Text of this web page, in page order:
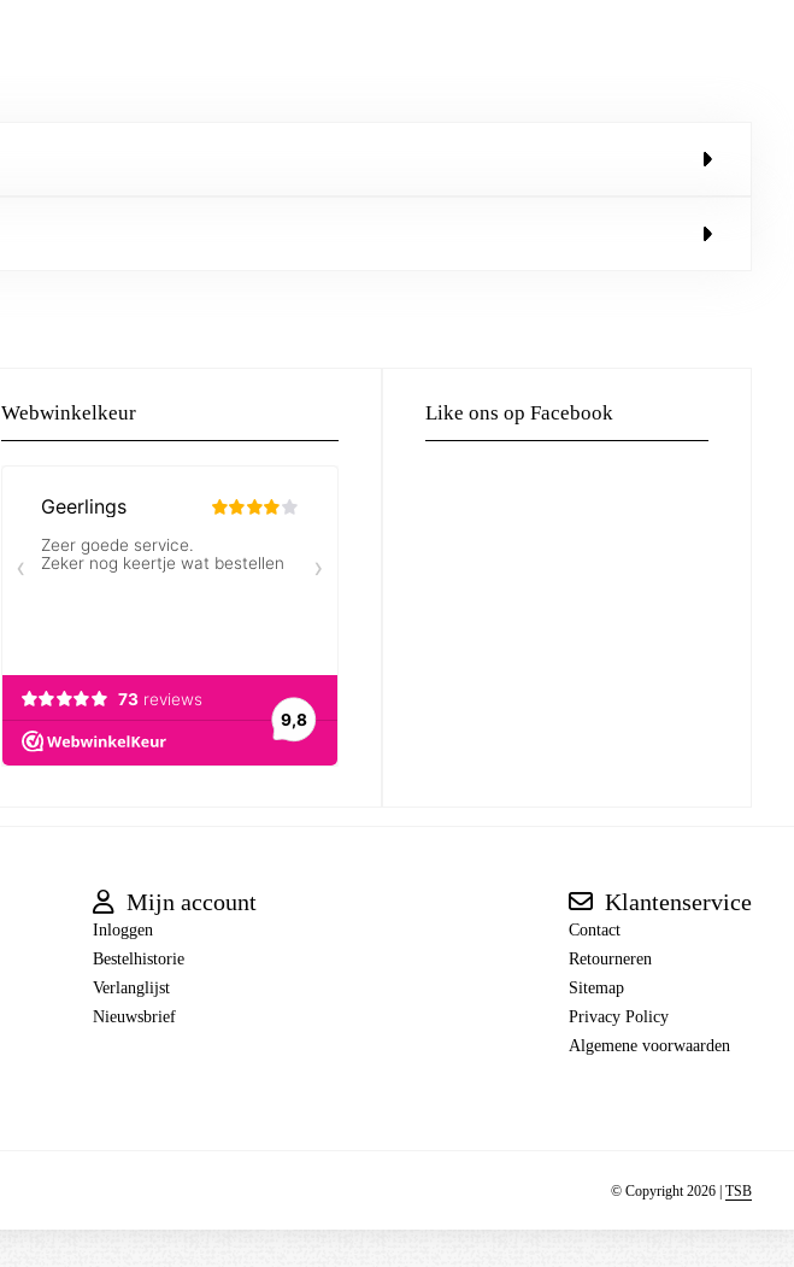
Webwinkelkeur Like ons op Facebook
Mijn account
Inloggen
Bestelhistorie
Verlanglijst
Nieuwsbrief
Klantenservice
Contact
Retourneren
Sitemap
Privacy Policy
Algemene voorwaarden
© Copyright 2026 | TSB